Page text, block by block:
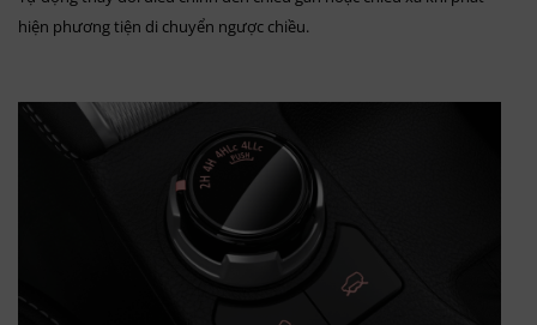
hiện phương tiện di chuyển ngược chiều.